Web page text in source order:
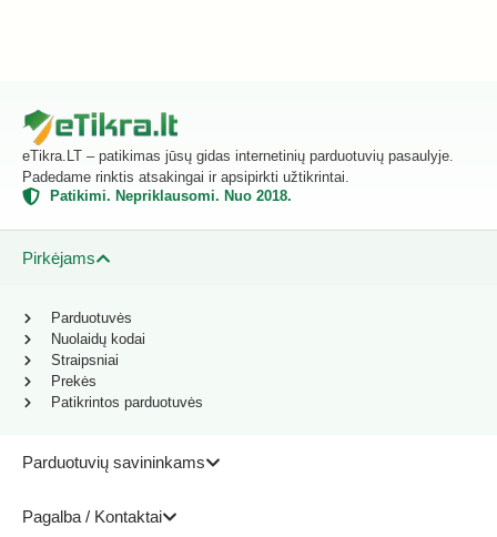
eTikra.LT – patikimas jūsų gidas internetinių parduotuvių pasaulyje.
Padedame rinktis atsakingai ir apsipirkti užtikrintai.
Patikimi. Nepriklausomi. Nuo 2018.
Pirkėjams
Parduotuvių savininkams
Pagalba / Kontaktai
Parduotuvės
Nuolaidų kodai
Straipsniai
Prekės
Patikrintos parduotuvės